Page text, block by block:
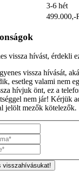
3-6 hét
499.000,-
vissza hívást, érdekli
vissza hívását,
esetleg valami nem
hívjuk önt, ez a
nem jár! Kérjük
jelölt mezők kötelezők.